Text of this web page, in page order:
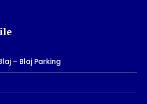
– Blaj Parking